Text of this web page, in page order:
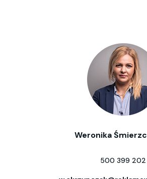
Weronika
500 399 202